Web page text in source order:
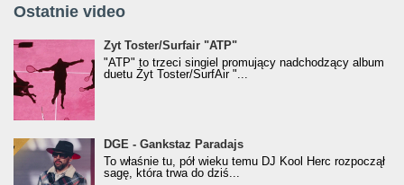
Ostatnie video
Żyt Toster/SurfAir - ATP VIDEO
Żyt Toster/Surfair "ATP"
"ATP" to trzeci singiel promujący nadchodzący album
duetu Żyt Toster/SurfAir "...
donGURALesko z nagrodą za
Klasyczny/Trueschoolowy Album Roku
(Popkillery 2023)
DGE - Gankstaz Paradajs
To właśnie tu, pół wieku temu DJ Kool Herc rozpoczął
sagę, która trwa do dziś...